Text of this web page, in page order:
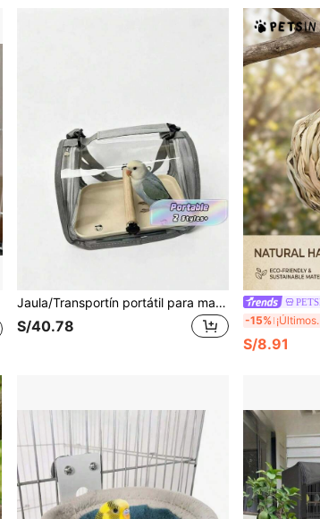
Jaula/Transportín portátil para mascotas (con bandeja), bolso de hombro transparente para pájaros, transpirable y cómodo, adecuado para pájaros, loros, cacatúas y pequeños reptiles, con percha
S/40.78 -15%
S/8.91